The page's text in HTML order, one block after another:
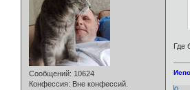
Сообщений: 10624
Конфессия: Вне конфессий.
Где